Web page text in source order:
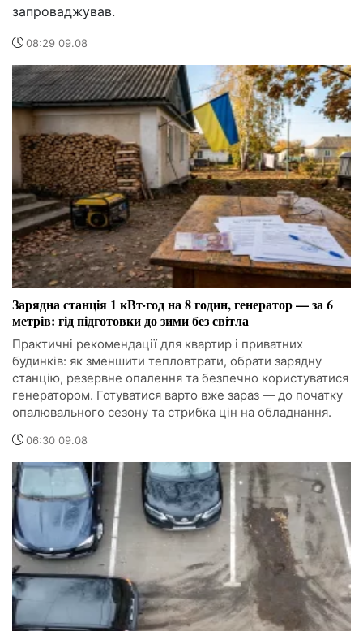
запроваджував.
08:29 09.08
Зарядна станція 1 кВт·год на 8 годин, генератор — за 6
метрів: гід підготовки до зими без світла
Практичні рекомендації для квартир і приватних
будинків: як зменшити тепловтрати, обрати зарядну
станцію, резервне опалення та безпечно користуватися
генератором. Готуватися варто вже зараз — до початку
опалювального сезону та стрибка цін на обладнання.
06:30 09.08